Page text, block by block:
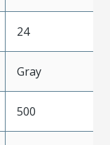
24
Gray
500